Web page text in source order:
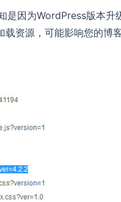
是因为WordPress版本升
资源，可能影响您的博